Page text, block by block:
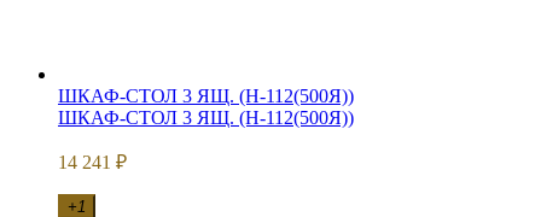
ШКАФ-СТОЛ 3 ЯЩ. (Н-112(500Я))
ШКАФ-СТОЛ 3 ЯЩ. (Н-112(500Я))
14 241 ₽
+1